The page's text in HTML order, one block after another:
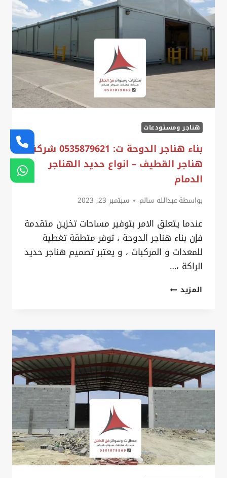
مستودع
الفيصلية
–
هنقر
الظهران
هناجر ومستودعات
بناء هناجر الدوحة ت: 0535879621 شركة
هناجر القطيف – انواع حديد الهناجر
الدمام
بواسطةعبدالله سالم سبتمبر 23, 2023
عندما يتعلق الامر بتوفير مساحات تخزين متقدمة
فإن بناء هناجر الدوحة ، توفر متطقة تغطية
للمعدات و المركبات ، و يعتبر تصميم هناجر حديد
الراكة ،…
المزيدبناء
ت:
0535879621
شركة
هناجر
القطيف
انواع
حديد
الهناجر
الدمام